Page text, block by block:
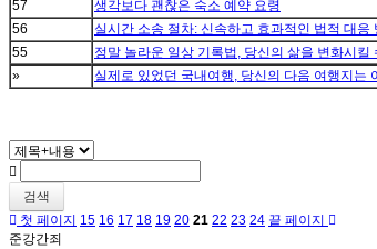
57 생각보다 괜찮은 숙소 예약 요령
56
실시간 소송 절차: 신속하고 효과적인 법적 대응
55
정말 놀라운 일상 기록법, 당신의 삶을 변화시킬
»
실제로 있었던 국내여행, 당신의 다음 여행지는
검색
첫 페이지 15 16 17 18 19 20 21 22 23 24 끝 페이지
준강간죄